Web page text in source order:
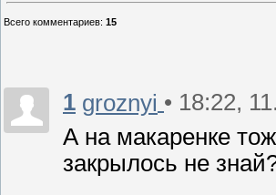
Всего комментариев: 15
1 groznyi • 18:22,
А на макаренке
закрылось не